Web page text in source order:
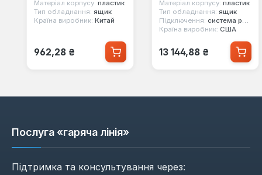
330104
Матеріал корпусу: пластик
Тип обладнання: ящик
Країна виробник: Китай
Звичайна ціна:
962,28 ₴
(4932493189)
Матеріал корпусу: пластик
Тип обладнання: ящик
Підключення: система packout
Країна виробник: США
Звичайна ціна:
13 144,88 ₴
Послуга «гаряча лінія»
Підтримка та консультування через: